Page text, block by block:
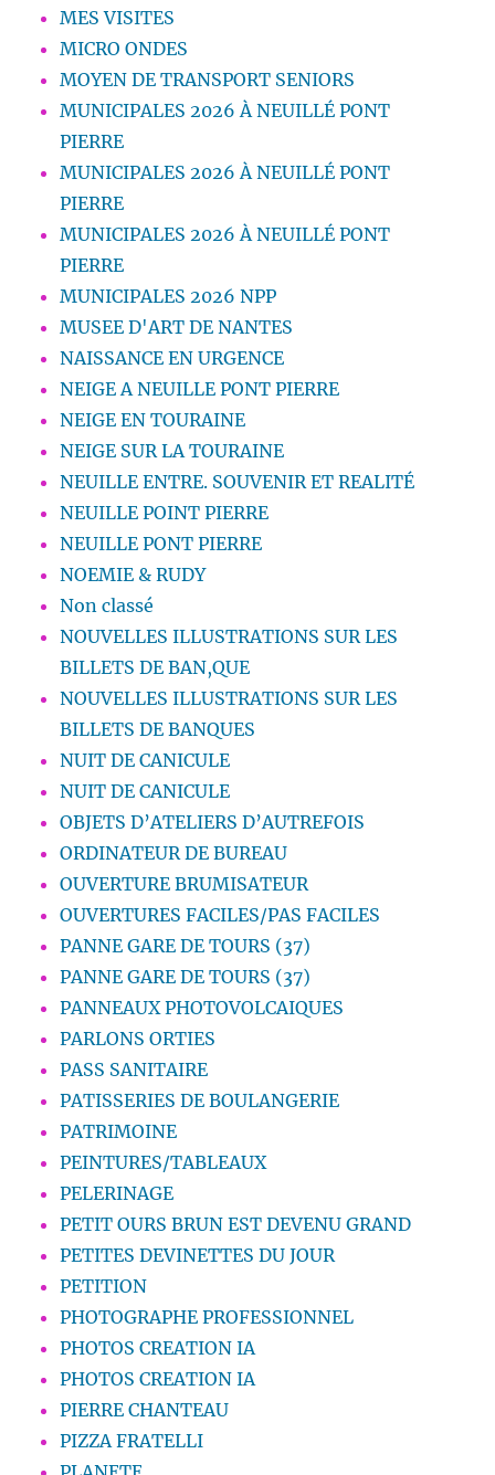
MES VISITES
MICRO ONDES
MOYEN DE TRANSPORT SENIORS
MUNICIPALES 2026 À NEUILLÉ PONT
PIERRE
MUNICIPALES 2026 À NEUILLÉ PONT
PIERRE
MUNICIPALES 2026 À NEUILLÉ PONT
PIERRE
MUNICIPALES 2026 NPP
MUSEE D'ART DE NANTES
NAISSANCE EN URGENCE
NEIGE A NEUILLE PONT PIERRE
NEIGE EN TOURAINE
NEIGE SUR LA TOURAINE
NEUILLE ENTRE. SOUVENIR ET REALITÉ
NEUILLE POINT PIERRE
NEUILLE PONT PIERRE
NOEMIE & RUDY
Non classé
NOUVELLES ILLUSTRATIONS SUR LES
BILLETS DE BAN,QUE
NOUVELLES ILLUSTRATIONS SUR LES
BILLETS DE BANQUES
NUIT DE CANICULE
NUIT DE CANICULE
OBJETS D’ATELIERS D’AUTREFOIS
ORDINATEUR DE BUREAU
OUVERTURE BRUMISATEUR
OUVERTURES FACILES/PAS FACILES
PANNE GARE DE TOURS (37)
PANNE GARE DE TOURS (37)
PANNEAUX PHOTOVOLCAIQUES
PARLONS ORTIES
PASS SANITAIRE
PATISSERIES DE BOULANGERIE
PATRIMOINE
PEINTURES/TABLEAUX
PELERINAGE
PETIT OURS BRUN EST DEVENU GRAND
PETITES DEVINETTES DU JOUR
PETITION
PHOTOGRAPHE PROFESSIONNEL
PHOTOS CREATION IA
PHOTOS CREATION IA
PIERRE CHANTEAU
PIZZA FRATELLI